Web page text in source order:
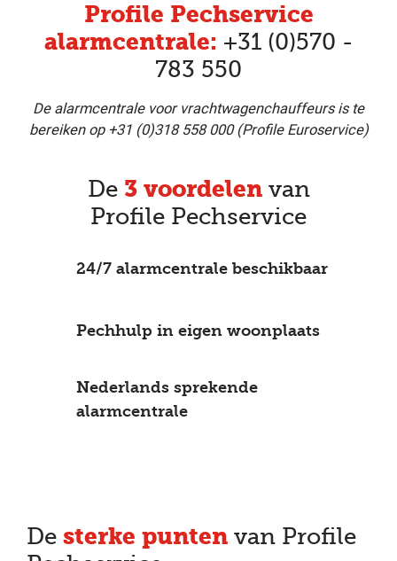
Profile Pechservice
alarmcentrale: +31 (0)570 -
783 550
De alarmcentrale voor vrachtwagenchauffeurs is te
bereiken op +31 (0)318 558 000 (Profile Euroservice)
De 3 voordelenvan
Profile Pechservice
24/7 alarmcentrale beschikbaar
Pechhulp in eigen woonplaats
Nederlands sprekende
alarmcentrale
De sterke punten van Profile